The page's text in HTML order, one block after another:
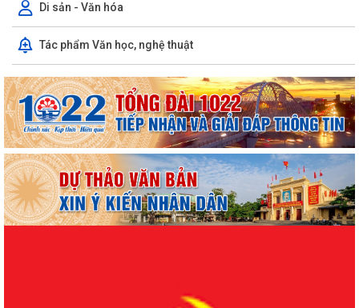
Di sản - Văn hóa
Tác phẩm Văn học, nghệ thuật